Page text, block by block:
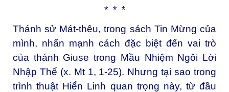
* * *
Thánh sử Mát-thêu, trong sách Tin Mừng của
mình, nhấn mạnh cách đặc biệt đến vai trò
của thánh Giuse trong Mầu Nhiệm Ngôi Lời
Nhập Thể (x. Mt 1, 1-25). Nhưng tại sao trong
trình thuật Hiển Linh quan trọng này, từ đầu